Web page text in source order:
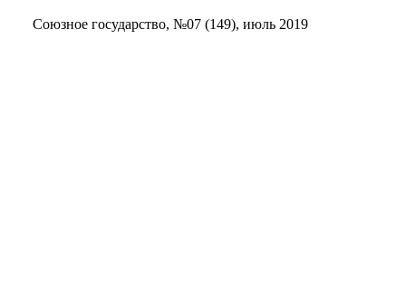
Союзное государство, №07 (149), июль 2019